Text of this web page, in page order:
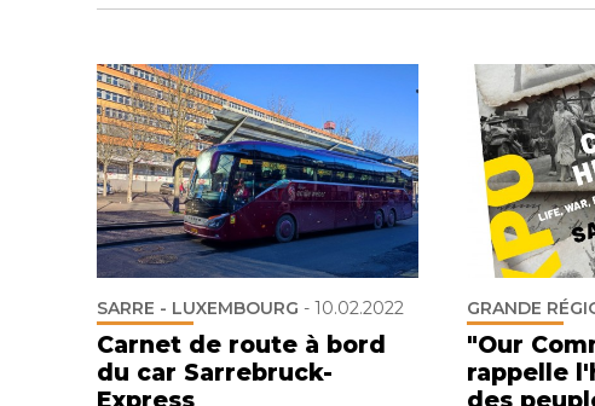
SARRE - LUXEMBOURG - 10.02.2022
Carnet de route à bord
du car Sarrebruck-
Express
GRANDE
"Our
rappelle
des